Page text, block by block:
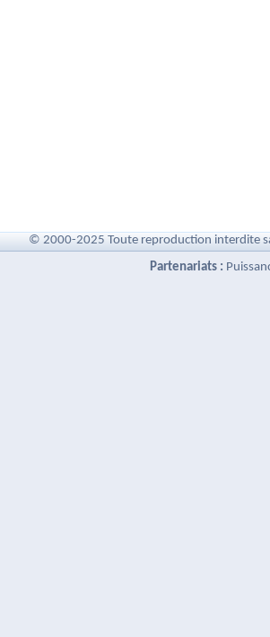
© 2000-2025 Toute reproduction interdite
Partenariats :